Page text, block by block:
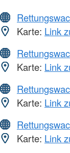
Karte: Link
Karte: Link
Karte: Link
Karte: Link